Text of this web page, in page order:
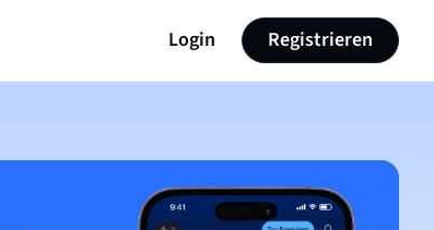
Login Registrieren